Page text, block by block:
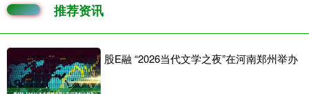
推荐资讯
股E融 “2026当代文学之夜”在河南郑州举办